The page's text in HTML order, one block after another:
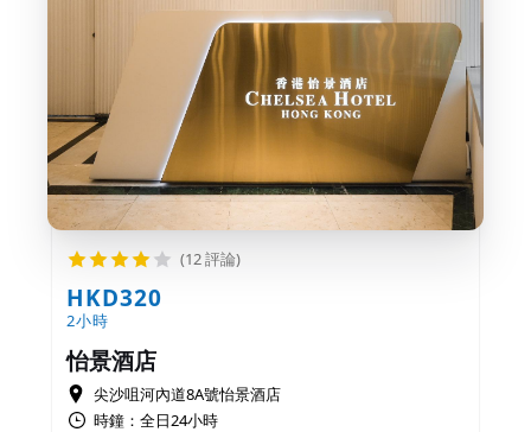
(12 評論)
HKD320
2小時
怡景酒店
尖沙咀河內道8A號怡景酒店
時鐘：全日24小時